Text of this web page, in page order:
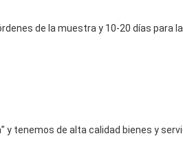
de la muestra y 10-20 días para
y tenemos de alta calidad bienes y